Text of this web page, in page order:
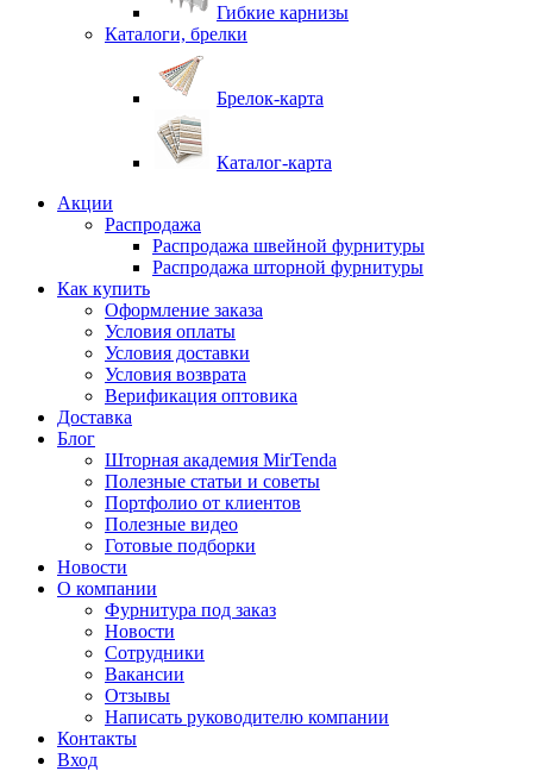
Гибкие карнизы
Каталоги, брелки
Брелок-карта
Каталог-карта
Акции
Распродажа
Распродажа швейной фурнитуры
Распродажа шторной фурнитуры
Как купить
Оформление заказа
Условия оплаты
Условия доставки
Условия возврата
Верификация оптовика
Доставка
Блог
Шторная академия MirTenda
Полезные статьи и советы
Портфолио от клиентов
Полезные видео
Готовые подборки
Новости
О компании
Фурнитура под заказ
Новости
Сотрудники
Вакансии
Отзывы
Написать руководителю компании
Контакты
Вход